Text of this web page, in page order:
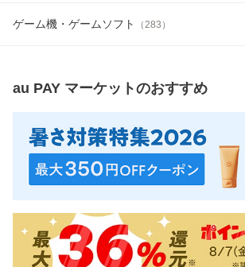
ゲーム機・ゲームソフト （283 ）
au PAY マーケットのおすすめ